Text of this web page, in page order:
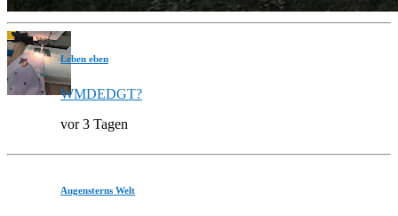
Leben eben
WMDEDGT?
vor 3 Tagen
Augensterns Welt